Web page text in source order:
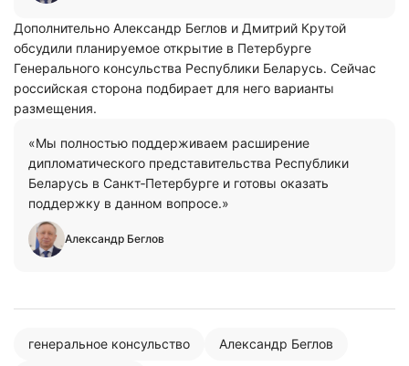
Дополнительно Александр Беглов и Дмитрий Крутой
обсудили планируемое открытие в Петербурге
Генерального консульства Республики Беларусь. Сейчас
российская сторона подбирает для него варианты
размещения.
«Мы полностью поддерживаем расширение
дипломатического представительства Республики
Беларусь в Санкт‑Петербурге и готовы оказать
поддержку в данном вопросе.»
Александр Беглов
генеральное консульство Александр Беглов
Нажимая на кнопку "Отправить" вы
соглашаетесь с